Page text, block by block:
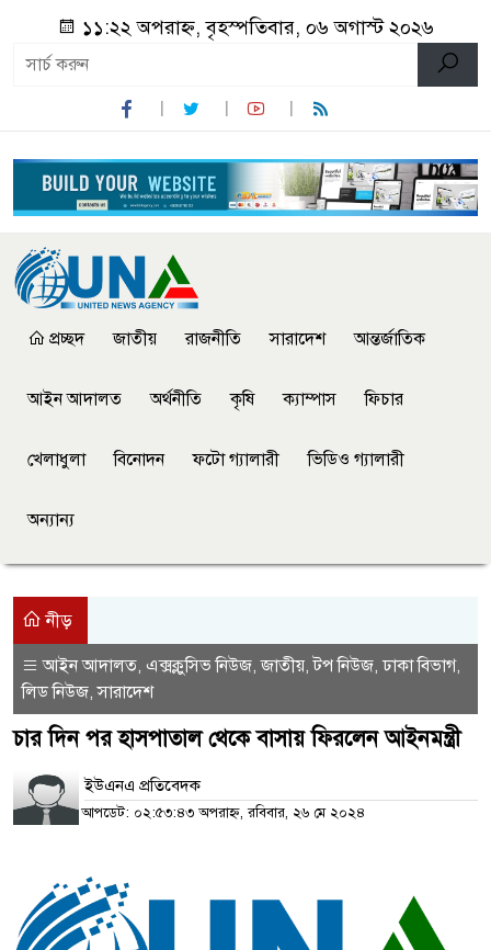
১১:২২ অপরাহ্ন, বৃহস্পতিবার, ০৬ অগাস্ট ২০২৬
প্রচ্ছদ জাতীয় রাজনীতি সারাদেশ আন্তর্জাতিক
আইন আদালত অর্থনীতি কৃষি ক্যাম্পাস ফিচার
খেলাধুলা বিনোদন ফটো গ্যালারী ভিডিও গ্যালারী
অন্যান্য
নীড়
আইন আদালত, এক্সক্লুসিভ নিউজ,জাতীয়,টপ নিউজ,ঢাকা বিভাগ,
লিড নিউজ,সারাদেশ
চার দিন পর হাসপাতাল থেকে বাসায় ফিরলেন আইনমন্ত্রী
ইউএনএ প্রতিবেদক
আপডেট: ০২:৫৩:৪৩ অপরাহ্ন, রবিবার, ২৬ মে ২০২৪